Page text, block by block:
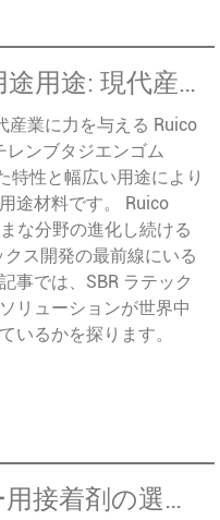
SBR ラテックスの多用途用途: 現代産業に力を与える
産業に力を与える Ruico
レンブタジエンゴム
特性と幅広い用途により
途材料です。 Ruico
な分野の進化し続ける
ス開発の最前線にいる
事では、SBR ラテック
リューションが世界中
いるかを探ります。
研磨パッドバインダー用接着剤の選択: 硬化特性の深い理解が重要です